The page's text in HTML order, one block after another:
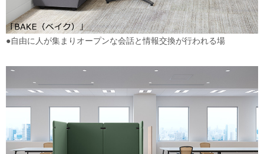
●自由に人が集まりオープンな会話と情報交換が行われる場